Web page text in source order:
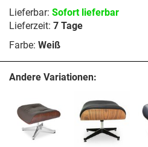
Lieferbar: Sofort lieferbar
Lieferzeit: 7 Tage
Farbe: Weiß
Andere Variationen: